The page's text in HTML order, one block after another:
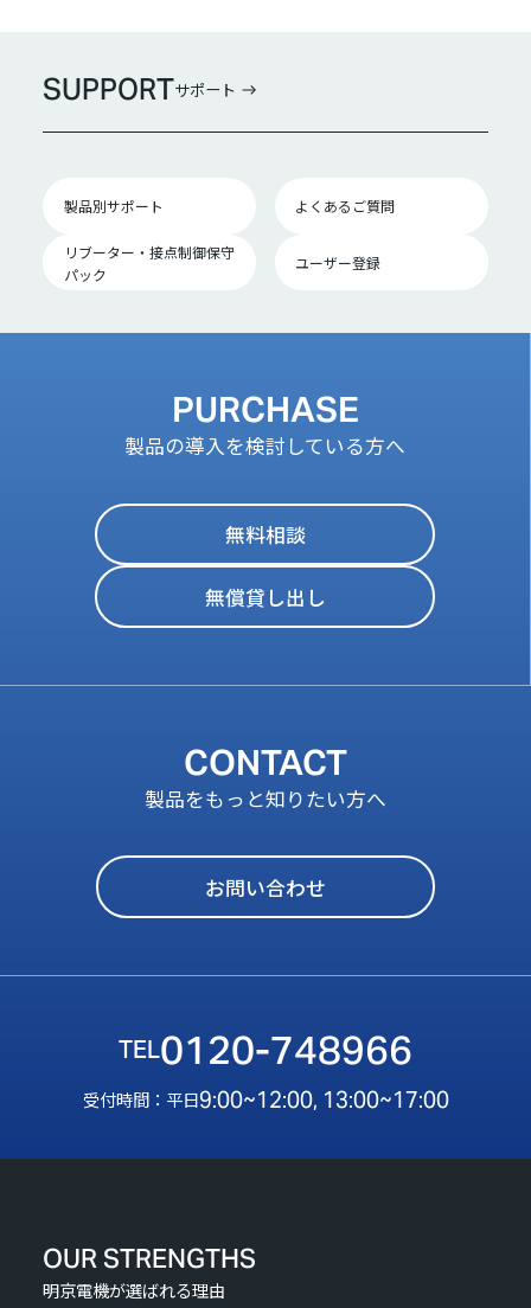
SUPPORTサポート
製品別サポート よくあるご質問
リブーター・接点制御保守
パック
ユーザー登録
PURCHASE
製品の導入を検討している方へ
無料相談
無償貸し出し
CONTACT
製品をもっと知りたい方へ
お問い合わせ
0120-748966
受付時間：平日9:00~12:00, 13:00~17:00
OUR STRENGTHS
明京電機が選ばれる理由